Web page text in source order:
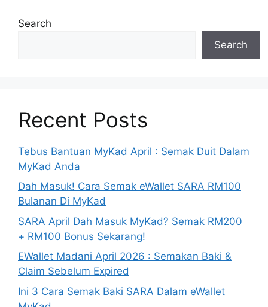
Search
Search
Recent Posts
Tebus Bantuan MyKad April : Semak Duit Dalam
MyKad Anda
Dah Masuk! Cara Semak eWallet SARA RM100
Bulanan Di MyKad
SARA April Dah Masuk MyKad? Semak RM200
+ RM100 Bonus Sekarang!
EWallet Madani April 2026 : Semakan Baki &
Claim Sebelum Expired
Ini 3 Cara Semak Baki SARA Dalam eWallet